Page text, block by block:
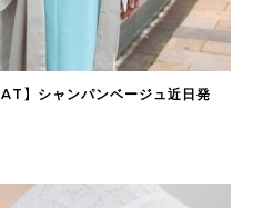
】シャンパンベージュ近日発